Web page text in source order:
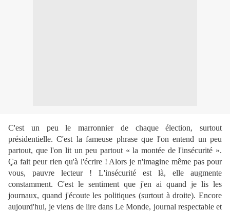
C'est un peu le marronnier de chaque élection, surtout
présidentielle. C'est la fameuse phrase que l'on entend un peu
partout, que l'on lit un peu partout « la montée de l'insécurité ».
Ça fait peur rien qu'à l'écrire ! Alors je n'imagine même pas pour
vous, pauvre lecteur ! L'insécurité est là, elle augmente
constamment. C'est le sentiment que j'en ai quand je lis les
journaux, quand j'écoute les politiques (surtout à droite). Encore
aujourd'hui, je viens de lire dans Le Monde, journal respectable et